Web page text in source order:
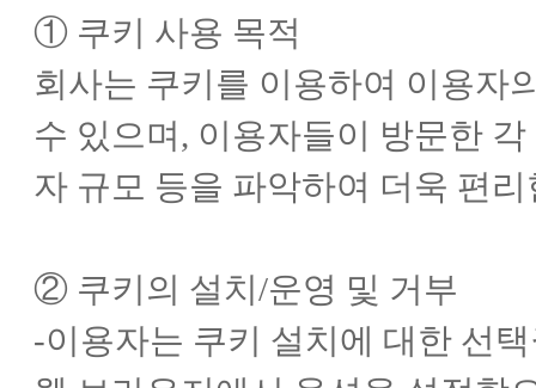
① 쿠키 사용 목적
회사는 쿠키를 이용하여 이용자
수 있으며, 이용자들이 방문한
자 규모 등을 파악하여 더욱 편
② 쿠키의 설치/운영 및 거부
-이용자는 쿠키 설치에 대한 선